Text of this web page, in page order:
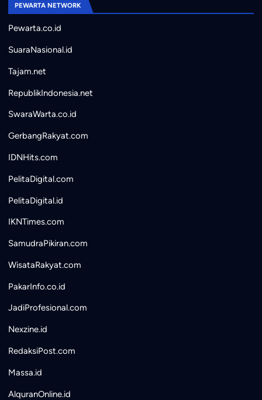
PEWARTA NETWORK
Pewarta.co.id
SuaraNasional.id
Tajam.net
RepublikIndonesia.net
SwaraWarta.co.id
GerbangRakyat.com
IDNHits.com
PelitaDigital.com
PelitaDigital.id
IKNTimes.com
SamudraPikiran.com
WisataRakyat.com
PakarInfo.co.id
JadiProfesional.com
Nexzine.id
RedaksiPost.com
Massa.id
AlquranOnline.id